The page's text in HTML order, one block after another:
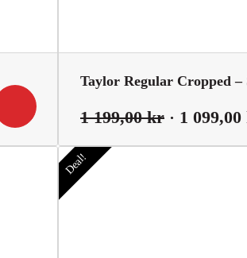
Taylor Regular Cropped
1 199,00kr Det1 099,00
Deal!